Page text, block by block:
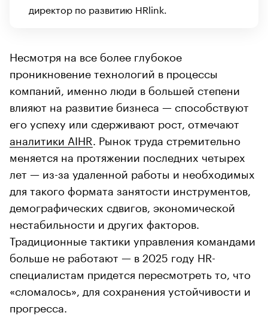
директор по развитию HRlink.
Несмотря на все более глубокое
проникновение технологий в процессы
компаний, именно люди в большей степени
влияют на развитие бизнеса — способствуют
его успеху или сдерживают рост, отмечают
аналитики AIHR . Рынок труда стремительно
меняется на протяжении последних четырех
лет — из-за удаленной работы и необходимых
для такого формата занятости инструментов,
демографических сдвигов, экономической
нестабильности и других факторов.
Традиционные тактики управления командами
больше не работают — в 2025 году HR-
специалистам придется пересмотреть то, что
«сломалось», для сохранения устойчивости и
прогресса.